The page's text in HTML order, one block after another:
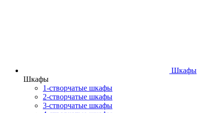
Шкафы
Шкафы
1-створчатые шкафы
2-створчатые шкафы
3-створчатые шкафы